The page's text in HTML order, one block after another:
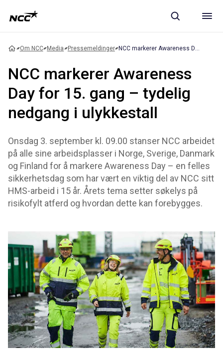
Om NCC Media Pressemeldinger
NCC markerer Awareness
Day for 15. gang – tydelig
nedgang i ulykkestall
Onsdag 3. september kl. 09.00 stanser NCC arbeidet
på alle sine arbeidsplasser i Norge, Sverige, Danmark
og Finland for å markere Awareness Day – en felles
sikkerhetsdag som har vært en viktig del av NCC sitt
HMS-arbeid i 15 år. Årets tema setter søkelys på
risikofylt atferd og hvordan dette kan forebygges.